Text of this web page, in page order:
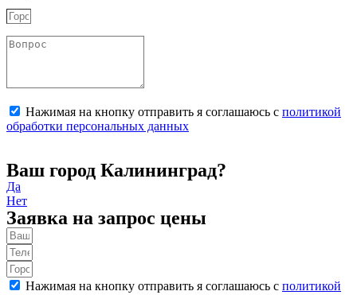
Нажимая на кнопку отправить я соглашаюсь с политикой
обработки персональных данных
Ваш город Калининград?
Да
Нет
Заявка на запрос цены
Нажимая на кнопку отправить я соглашаюсь с политикой